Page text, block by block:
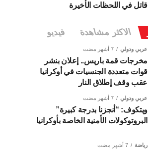
قاتل في اللحظات الأخيرة
الاكثر مشاهدة فيديو
عربي ودولي 7 أشهر مضت
مخرجات قمة باريس.. إعلان بنشر
قوات متعددة الجنسيات في أوكرانيا
عقب وقف إطلاق النار
عربي ودولي 7 أشهر مضت
ويتكوف: “أنجزنا بدرجة كبيرة”
البروتوكولات الأمنية الخاصة بأوكرانيا
رياضة 7 أشهر مضت